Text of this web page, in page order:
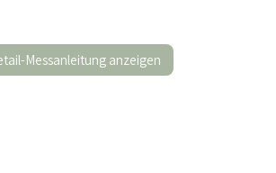
Messanleitung anzeigen